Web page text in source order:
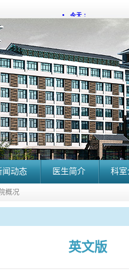
闻动态 医生简介 科
概况
英文版